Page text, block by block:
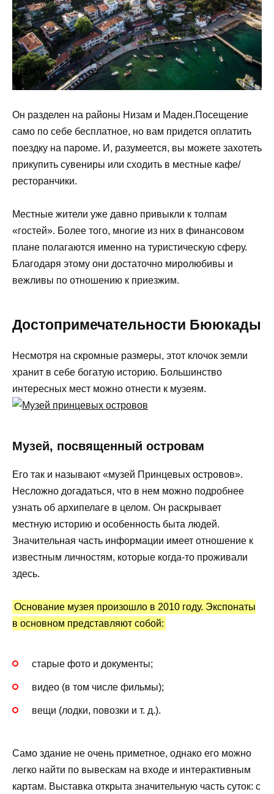
Он разделен на районы Низам и Маден.Посещение
само по себе бесплатное, но вам придется оплатить
поездку на пароме. И, разумеется, вы можете захотеть
прикупить сувениры или сходить в местные кафе/
ресторанчики.
Местные жители уже давно привыкли к толпам
«гостей». Более того, многие из них в финансовом
плане полагаются именно на туристическую сферу.
Благодаря этому они достаточно миролюбивы и
вежливы по отношению к приезжим.
Достопримечательности Бююкады
Несмотря на скромные размеры, этот клочок земли
хранит в себе богатую историю. Большинство
интересных мест можно отнести к музеям.
Музей, посвященный островам
Его так и называют «музей Принцевых островов».
Несложно догадаться, что в нем можно подробнее
узнать об архипелаге в целом. Он раскрывает
местную историю и особенность быта людей.
Значительная часть информации имеет отношение к
известным личностям, которые когда-то проживали
здесь.
Основание музея произошло в 2010 году. Экспонаты
в основном представляют собой:
старые фото и документы;
видео (в том числе фильмы);
вещи (лодки, повозки и т. д.).
Само здание не очень приметное, однако его можно
легко найти по вывескам на входе и интерактивным
картам. Выставка открыта значительную часть суток: с